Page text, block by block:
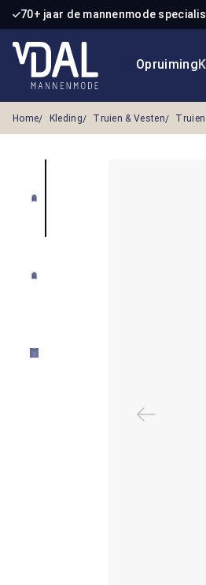
de hoofdinhoud
Ga naar de zoekopdracht
Ga naar de hoofdnavigatie
70+ jaar de mannenmode
Opruiming
Home Kleding Truien & Vesten Truien